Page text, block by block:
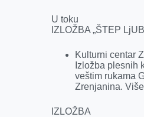
U toku
IZLOŽBA „ŠTEP
Kulturni centar
Izložba plesnih
veštim rukama
Zrenjanina.
IZLOŽBA